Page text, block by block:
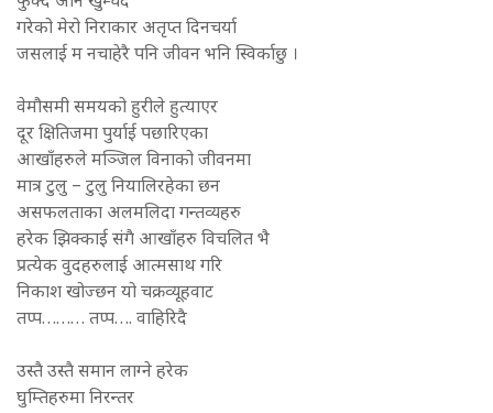
गरेको मेरो निराकार अतृप्त दिनचर्या
जसलाई म नचाहेरै पनि जीवन भनि स्विर्काछु ।
वेमौसमी समयको हुरीले हुत्याएर
दूर क्षितिजमा पुर्याई पछारिएका
आखाँहरुले मञ्जिल विनाको जीवनमा
मात्र टुलु – टुलु नियालिरहेका छन
असफलताका अलमलिदा गन्तव्यहरु
हरेक झिक्काई संगै आखाँहरु विचलित भै
प्रत्येक वुदहरुलाई आत्मसाथ गरि
निकाश खोज्छन यो चक्रव्यूहवाट
तप्प……… तप्प…. वाहिरिदै
उस्तै उस्तै समान लाग्ने हरेक
घुम्तिहरुमा निरन्तर